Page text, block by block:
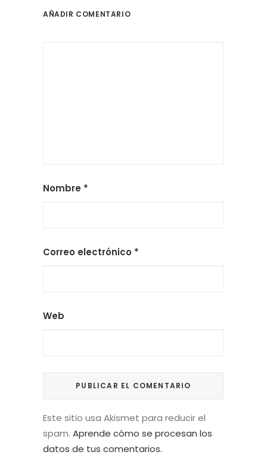
AÑADIR COMENTARIO
Nombre *
Correo electrónico *
Web
Este sitio usa Akismet para reducir el
spam. Aprende cómo se procesan los
datos de tus comentarios.